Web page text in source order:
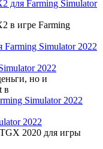
для Farming Simulator
в игре Farming
2022
но и
в
2022
2020 для игры